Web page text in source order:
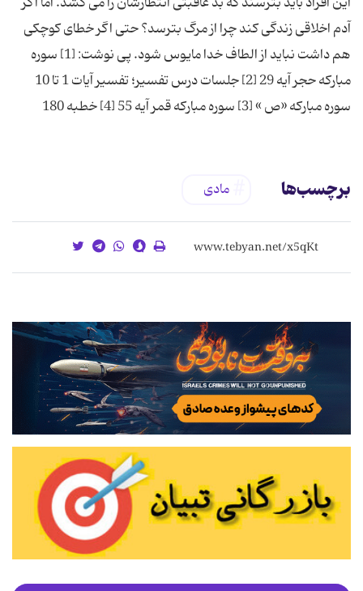
آدم اخلاقی زندگی کند چرا از مرگ بترسد؟ حتی اگر خطای کوچکی
هم داشت نباید از الطاف خدا مایوس شود. پی نوشت: [1] سوره
مبارکه حجر آیه 29 [2] جلسات درس تفسیر؛ تفسیر آیات 1 تا 10
سوره مبارکه «ص » [3] سوره مبارکه قمر آیه 55 [4] خطبه 180
برچسب‌ها مادی